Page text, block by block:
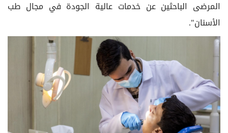
المرضى الباحثين عن خدمات عالية الجودة في مجال طب
الأسنان".